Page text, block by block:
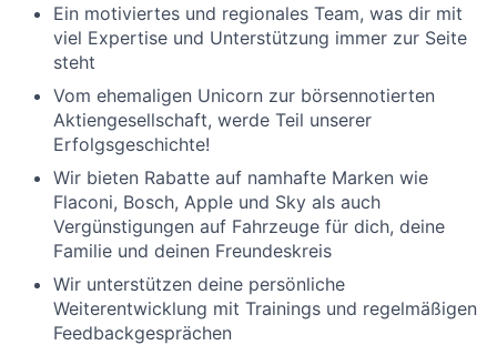
Ein motiviertes und regionales Team, was dir mit
viel Expertise und Unterstützung immer zur Seite
steht
Vom ehemaligen Unicorn zur börsennotierten
Aktiengesellschaft, werde Teil unserer
Erfolgsgeschichte!
Wir bieten Rabatte auf namhafte Marken wie
Flaconi, Bosch, Apple und Sky als auch
Vergünstigungen auf Fahrzeuge für dich, deine
Familie und deinen Freundeskreis
Wir unterstützen deine persönliche
Weiterentwicklung mit Trainings und regelmäßigen
Feedbackgesprächen